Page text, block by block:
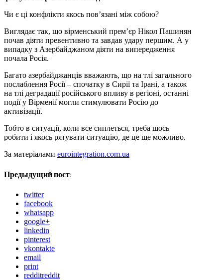
Чи є ці конфлікти якось пов’язані між собою?
Виглядає так, що вірменський прем’єр Нікол Пашинян
почав діяти превентивно та завдав удару першим. А у
випадку з Азербайджаном діяти на випередження
почала Росія.
Багато азербайджанців вважають, що на тлі загального
послаблення Росії – спочатку в Сирії та Ірані, а також
на тлі деградації російського впливу в регіоні, останні
події у Вірменії могли стимулювати Росію до
активізації.
Тобто в ситуації, коли все сиплеться, треба щось
робити і якось рятувати ситуацію, де це ще можливо.
За матеріалами eurointegration.com.ua
Предыдущий пост:
twitter
facebook
whatsapp
google+
linkedin
pinterest
vkontakte
email
print
redditreddit